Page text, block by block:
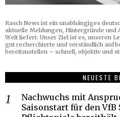
Rasch News ist ein unabhängiges
aktuelle Meldungen, Hintergründe und
Welt liefert. Unser Ziel ist es, unseren
gut recherchierte und verständlich
bereitzustellen – schnell, objektiv und
NEUESTE
Nachwuchs mit
Saisonstart für den